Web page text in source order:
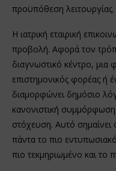
προϋπόθεση λειτουργίας.
Η ιατρική εταιρική
προβολή. Αφορά τον
διαγνωστικό κέντρο, μια
επιστημονικός φορέας ή
διαμορφώνει δημόσιο
κανονιστική συμμόρφωση
στόχευση. Αυτό σημαίνει
πάντα το πιο
πιο τεκμηριωμένο και το